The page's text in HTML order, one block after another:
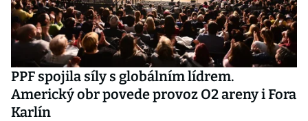
PPF spojila síly s globálním lídrem.
Americký obr povede provoz O2 areny i Fora
Karlín